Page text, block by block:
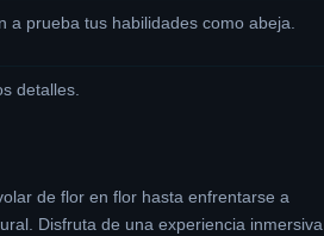
a prueba tus habilidades como abeja.
detalles.
de flor en flor hasta enfrentarse a
Disfruta de una experiencia inmersiva